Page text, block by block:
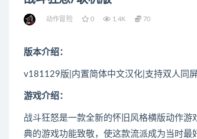
动作冒险 0 1.4K 70
版本介绍：
v181129版|内置简体中文汉化|支持双人同
游戏介绍：
战斗狂怒是一款全新的怀旧风格横版动作
典的游戏功能致敬，使这款流派成为当时最